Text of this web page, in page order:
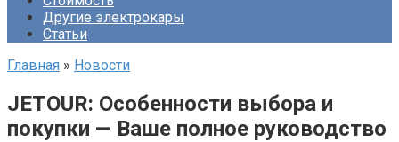
Другие электрокары
Статьи
Главная » Новости
JETOUR: Особенности выбора и
покупки — Ваше полное руководство